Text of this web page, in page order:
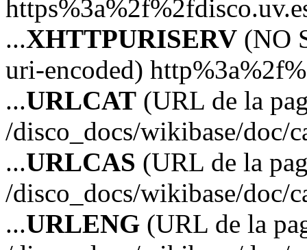
...XHTTPURISERV (NO
uri-encoded)
...URLCAT (URL de la
/disco_docs/wikibase/doc/
...URLCAS (URL de la
/disco_docs/wikibase/doc/
...URLENG (URL de la